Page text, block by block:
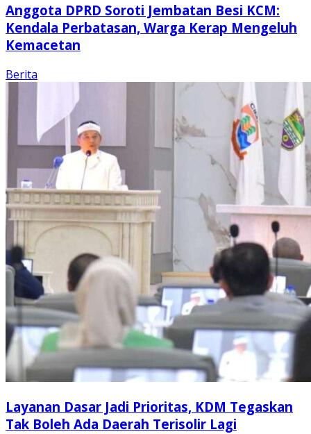
Anggota DPRD Soroti Jembatan Besi KCM:
Kendala Perbatasan, Warga Kerap Mengeluh
Kemacetan
Berita
Layanan Dasar Jadi Prioritas, KDM Tegaskan
Tak Boleh Ada Daerah Terisolir Lagi